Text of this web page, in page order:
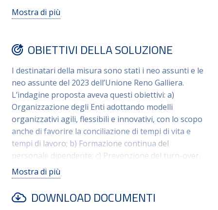
promuovere un onboarding proattivo per i nuovi
responsabili: domande rivolte ad acquisire
informazioni in merito a situazioni di mentoring e
reverse mentoring; 03: Formazione, capacità e
autonomia personale: per incoraggiare la retention
dei neoassunti. Infine, il progetto vuole essere l’inizio
di una buona prassi, uno strumento annuale utile
alla stesura del PIAO dell’Ente.
Mostra di più
OBIETTIVI DELLA SOLUZIONE
I destinatari della misura sono stati i neo assunti e le
neo assunte del 2023 dell’Unione Reno Galliera.
L’indagine proposta aveva questi obiettivi: a)
Organizzazione degli Enti adottando modelli
organizzativi agili, flessibili e innovativi, con lo scopo
anche di favorire la conciliazione di tempi di vita e
tempi di lavoro; b) Formazione continua del
personale dipendente; c) Prevenzione del turn-over,
soprattutto fra i giovani assunti, al fine di rendere
l’Ente un luogo di lavoro attrattivo e ricco di
prospettive; d) Impiego coscienzioso delle proprie
risorse e dei propri dipendenti, in un’ottica anti-
Mostra di più
DOWNLOAD DOCUMENTI